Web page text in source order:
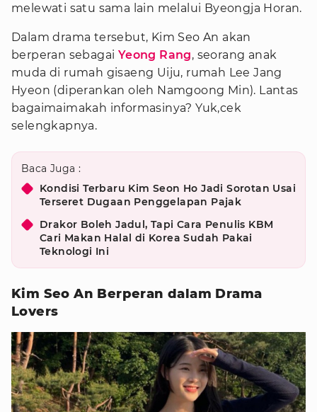
melewati satu sama lain melalui Byeongja Horan.
Dalam drama tersebut, Kim Seo An akan
berperan sebagai Yeong Rang, seorang anak
muda di rumah gisaeng Uiju, rumah Lee Jang
Hyeon (diperankan oleh Namgoong Min). Lantas
bagaimaimakah informasinya? Yuk,cek
selengkapnya.
Baca Juga :
Kondisi Terbaru Kim Seon Ho Jadi Sorotan Usai
Terseret Dugaan Penggelapan Pajak
Drakor Boleh Jadul, Tapi Cara Penulis KBM
Cari Makan Halal di Korea Sudah Pakai
Teknologi Ini
Kim Seo An Berperan dalam Drama
Lovers